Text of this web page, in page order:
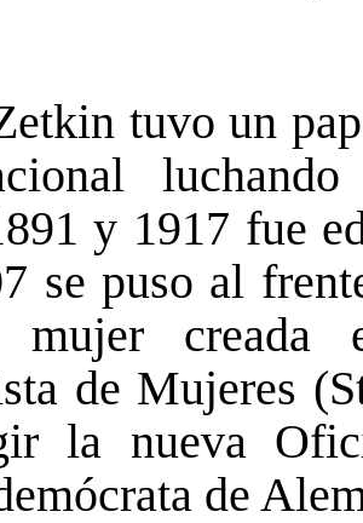
tuvo un
y 1917 fue
se puso al
creada
de Mujeres
la nueva
de